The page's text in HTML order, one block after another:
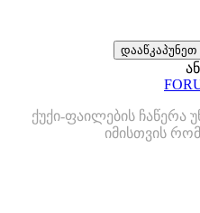
დააწკაპუნეთ
ქუქი-ფაილების ჩაწერა
იმისთვის